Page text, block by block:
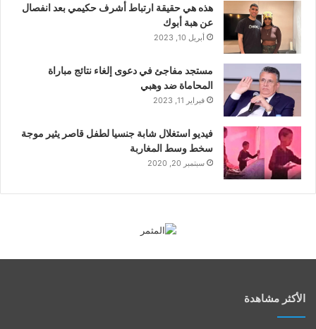
هذه هي حقيقة ارتباط أشرف حكيمي بعد انفصال
عن هبة أبوك
أبريل 10, 2023
مستجد مفاجئ في دعوى إلغاء نتائج مباراة
المحاماة ضد وهبي
فبراير 11, 2023
فيديو استغلال شابة جنسيا لطفل قاصر يثير موجة
سخط وسط المغاربة
سبتمبر 20, 2020
الأكثر مشاهدة